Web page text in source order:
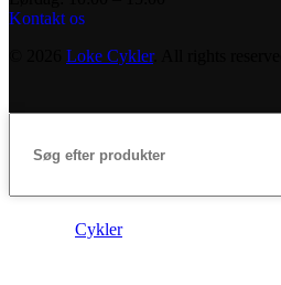
Kontakt os
Loke Cykler. All rights reserved
Cykler